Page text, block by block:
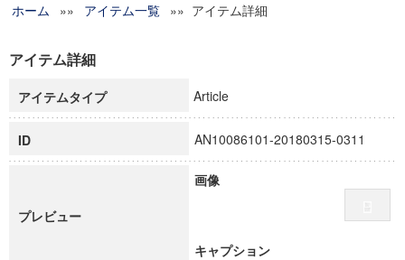
グローバルリサーチインスティテュート
科学研究費補助金研究成果報告書
慶應義塾大学グローバルCOEプログラム市民社会ガバナンス
慶應義塾大学グローバルCOEプログラム論理と感性の先端的
博士課程教育リーディングプログラム「超成熟社会発展のサ
学術雑誌掲載論文等(8)
ホーム »» アイテム一覧 »» アイテム詳細
アイテム詳細
アイテムタイプ Article
ID AN10086101-20180315-0311
プレビュー
画像
キャプション